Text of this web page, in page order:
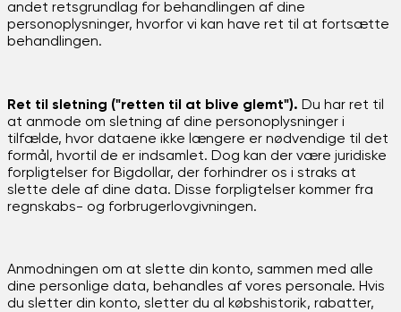
andet retsgrundlag for behandlingen af ​​dine
personoplysninger, hvorfor vi kan have ret til at fortsætte
behandlingen.
Ret til sletning ("retten til at blive glemt"). Du har ret til
at anmode om sletning af dine personoplysninger i
tilfælde, hvor dataene ikke længere er nødvendige til det
formål, hvortil de er indsamlet. Dog kan der være juridiske
forpligtelser for Bigdollar, der forhindrer os i straks at
slette dele af dine data. Disse forpligtelser kommer fra
regnskabs- og forbrugerlovgivningen.
Anmodningen om at slette din konto, sammen med alle
dine personlige data, behandles af vores personale. Hvis
du sletter din konto, sletter du al købshistorik, rabatter,